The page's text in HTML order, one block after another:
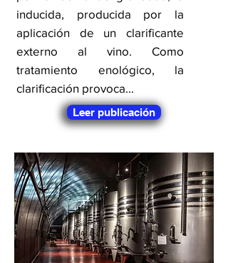
inducida, producida por la
aplicación de un clarificante
externo al vino. Como
tratamiento enológico, la
clarificación provoca...
Leer publicación